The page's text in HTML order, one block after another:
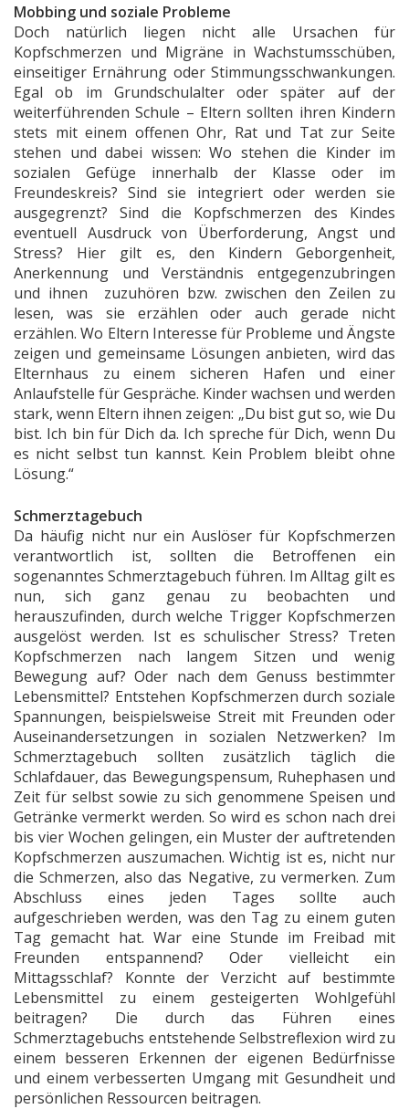
Mobbing und soziale Probleme
Doch natürlich liegen nicht alle Ursachen für
Kopfschmerzen und Migräne in Wachstumsschüben,
einseitiger Ernährung oder Stimmungsschwankungen.
Egal ob im Grundschulalter oder später auf der
weiterführenden Schule – Eltern sollten ihren Kindern
stets mit einem offenen Ohr, Rat und Tat zur Seite
stehen und dabei wissen: Wo stehen die Kinder im
sozialen Gefüge innerhalb der Klasse oder im
Freundeskreis? Sind sie integriert oder werden sie
ausgegrenzt? Sind die Kopfschmerzen des Kindes
eventuell Ausdruck von Überforderung, Angst und
Stress? Hier gilt es, den Kindern Geborgenheit,
Anerkennung und Verständnis entgegenzubringen
und ihnen zuzuhören bzw. zwischen den Zeilen zu
lesen, was sie erzählen oder auch gerade nicht
erzählen. Wo Eltern Interesse für Probleme und Ängste
zeigen und gemeinsame Lösungen anbieten, wird das
Elternhaus zu einem sicheren Hafen und einer
Anlaufstelle für Gespräche. Kinder wachsen und werden
stark, wenn Eltern ihnen zeigen: „Du bist gut so, wie Du
bist. Ich bin für Dich da. Ich spreche für Dich, wenn Du
es nicht selbst tun kannst. Kein Problem bleibt ohne
Lösung.“
Schmerztagebuch
Da häufig nicht nur ein Auslöser für Kopfschmerzen
verantwortlich ist, sollten die Betroffenen ein
sogenanntes Schmerztagebuch führen. Im Alltag gilt es
nun, sich ganz genau zu beobachten und
herauszufinden, durch welche Trigger Kopfschmerzen
ausgelöst werden. Ist es schulischer Stress? Treten
Kopfschmerzen nach langem Sitzen und wenig
Bewegung auf? Oder nach dem Genuss bestimmter
Lebensmittel? Entstehen Kopfschmerzen durch soziale
Spannungen, beispielsweise Streit mit Freunden oder
Auseinandersetzungen in sozialen Netzwerken? Im
Schmerztagebuch sollten zusätzlich täglich die
Schlafdauer, das Bewegungspensum, Ruhephasen und
Zeit für selbst sowie zu sich genommene Speisen und
Getränke vermerkt werden. So wird es schon nach drei
bis vier Wochen gelingen, ein Muster der auftretenden
Kopfschmerzen auszumachen. Wichtig ist es, nicht nur
die Schmerzen, also das Negative, zu vermerken. Zum
Abschluss eines jeden Tages sollte auch
aufgeschrieben werden, was den Tag zu einem guten
Tag gemacht hat. War eine Stunde im Freibad mit
Freunden entspannend? Oder vielleicht ein
Mittagsschlaf? Konnte der Verzicht auf bestimmte
Lebensmittel zu einem gesteigerten Wohlgefühl
beitragen? Die durch das Führen eines
Schmerztagebuchs entstehende Selbstreflexion wird zu
einem besseren Erkennen der eigenen Bedürfnisse
und einem verbesserten Umgang mit Gesundheit und
persönlichen Ressourcen beitragen.